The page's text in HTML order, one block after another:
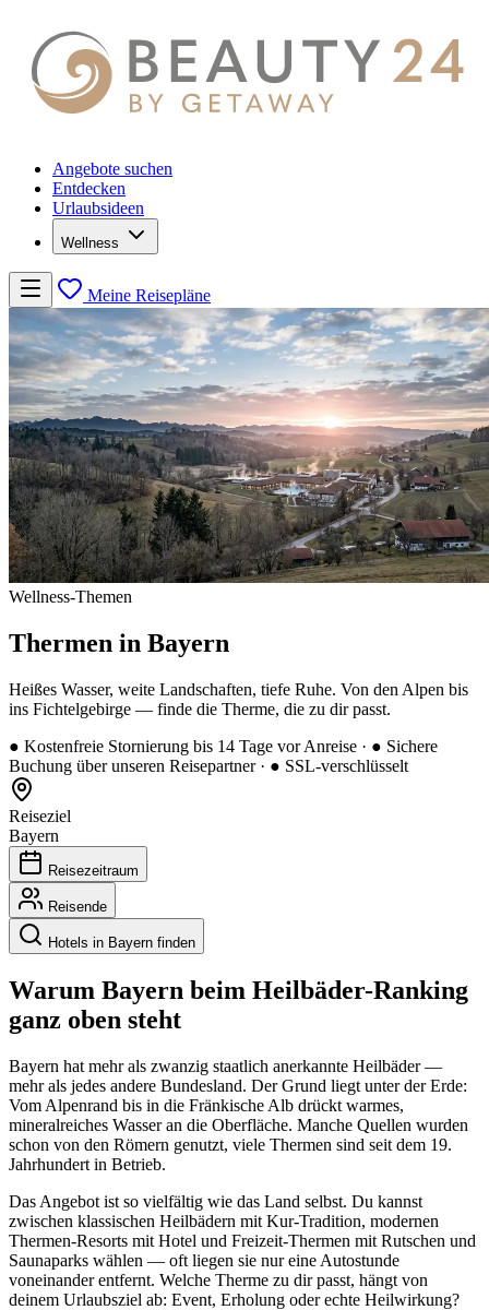
Angebote suchen
Entdecken
Urlaubsideen
Wellness
Meine Reisepläne
Wellness-Themen
Thermen in Bayern
Heißes Wasser, weite Landschaften, tiefe Ruhe. Von den Alpen bis
ins Fichtelgebirge — finde die Therme, die zu dir passt.
● Kostenfreie Stornierung bis 14 Tage vor Anreise · ● Sichere
Buchung über unseren Reisepartner · ● SSL-verschlüsselt
Reiseziel
Bayern
Reisezeitraum
Reisende
Hotels in Bayern finden
Warum Bayern beim Heilbäder-Ranking
ganz oben steht
Bayern hat mehr als zwanzig staatlich anerkannte Heilbäder —
mehr als jedes andere Bundesland. Der Grund liegt unter der Erde:
Vom Alpenrand bis in die Fränkische Alb drückt warmes,
mineralreiches Wasser an die Oberfläche. Manche Quellen wurden
schon von den Römern genutzt, viele Thermen sind seit dem 19.
Jahrhundert in Betrieb.
Das Angebot ist so vielfältig wie das Land selbst. Du kannst
zwischen klassischen Heilbädern mit Kur-Tradition, modernen
Thermen-Resorts mit Hotel und Freizeit-Thermen mit Rutschen und
Saunaparks wählen — oft liegen sie nur eine Autostunde
voneinander entfernt. Welche Therme zu dir passt, hängt von
deinem Urlaubsziel ab: Event, Erholung oder echte Heilwirkung?